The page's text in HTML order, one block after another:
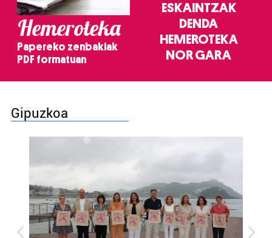
Hemeroteka
Papereko zenbakiak
PDF formatuan
ESKAINTZAK
DENDA
HEMEROTEKA
NOR GARA
Gipuzkoa